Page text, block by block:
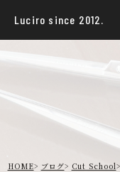
Luciro since 2012.
HOME ブログ Cut School